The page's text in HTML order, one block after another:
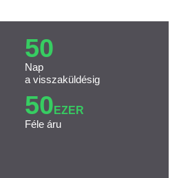
50
Nap
a visszaküldésig
50 EZER
Féle áru